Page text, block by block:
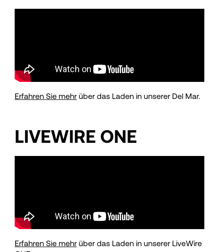
Erfahren Sie mehr über das Laden in unserer Del Mar.
LIVEWIRE ONE
Erfahren Sie mehr über das Laden in unserer LiveWire